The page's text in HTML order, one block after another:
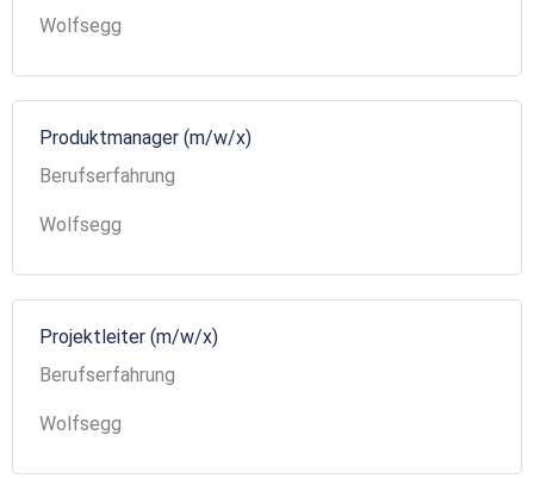
Wolfsegg
Produktmanager (m/w/x)
Berufserfahrung
Wolfsegg
Projektleiter (m/w/x)
Berufserfahrung
Wolfsegg